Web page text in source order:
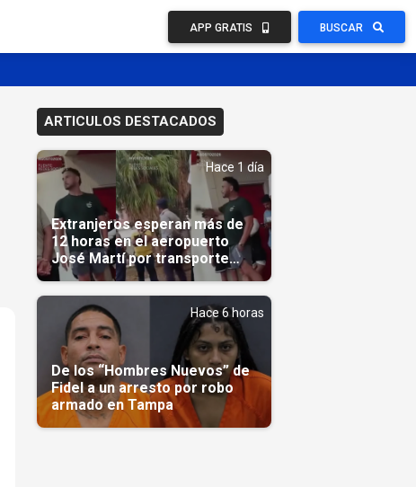
APP GRATIS BUSCAR
ARTICULOS DESTACADOS
Hace 1 día
Extranjeros esperan más de
12 horas en el aeropuerto
José Martí por transporte
reservado semanas
antes(Video)
Hace 6 horas
De los “Hombres Nuevos” de
Fidel a un arresto por robo
armado en Tampa